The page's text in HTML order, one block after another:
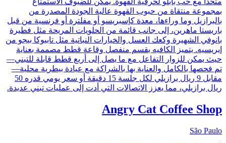
بمجموعة منتقاة من حبوب القهوة عالية الجودة المصدرة من
بالبرازيل وما وراءها، معدة كإسبريسو أو مفلترة أو فرنسية من قبل
باريستا ماهرين، إلى جانب قائمة من الحلويات المريحة مثل فطيرة
بانوفي الشهيرة وكعك العسل والخيارات النباتية مثل تابيوكا بيجو من
إيريسيه. يتميز الكافيه بقسم منفصل وقاعة قطط مصممة بعناية
حيث يمكن للزوار التفاعل مع ما يصل إلى أربع قطط قابلة للتبني—
تم فحصها بالكامل والعناية بها بالشراكة مع عيادة بيطرية محلية—
مقابل 9 ريال برازيلي لكل جلسة 15 دقيقة أو سعر يومي قدره 50
ريال برازيلي، مما يعزز الاتصالات التي أدت إلى عمليات تبني عديدة.
Angry Cat Coffee Shop
São Paulo